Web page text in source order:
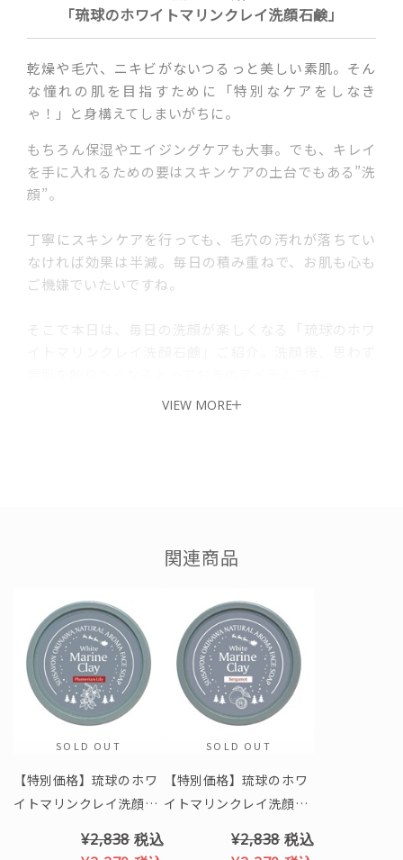
「琉球のホワイトマリンクレイ洗顔石鹸」
乾燥や毛穴、ニキビがないつるっと美しい素肌。そん
な憧れの肌を目指すために「特別なケアをしなき
ゃ！」と身構えてしまいがちに。
もちろん保湿やエイジングケアも大事。でも、キレイ
を手に入れるための要はスキンケアの土台でもある”洗
顔”。
丁寧にスキンケアを行っても、毛穴の汚れが落ちてい
なければ効果は半減。毎日の積み重ねで、お肌も心も
ご機嫌でいたいですね。
そこで本日は、毎日の洗顔が楽しくなる「琉球のホワ
VIEW MORE
関連商品
SOLD OUT
【特別価格】琉球のホワ
イトマリンクレイ洗顔石
の香り）※クリスマス限
¥2,838 税込
SOLD OUT
【特別価格】琉球のホワ
イトマリンクレイ洗顔石
り）※クリスマス限定パ
¥2,838 税込